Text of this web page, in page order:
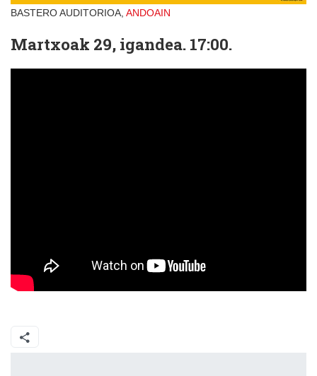
BASTERO AUDITORIOA, ANDOAIN
Martxoak 29, igandea. 17:00.